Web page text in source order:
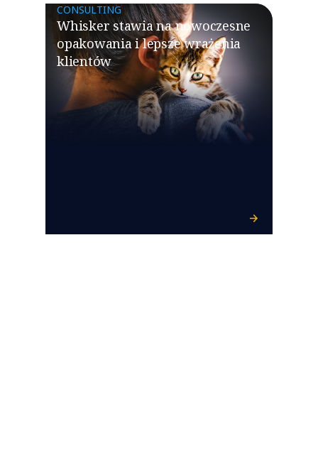
CONSULTING
Whisker stawia na nowoczesne
opakowania i lepsze wrażenia
klientów